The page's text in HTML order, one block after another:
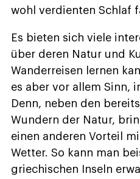
wohl verdienten Schlaf
Es bieten sich viele
über deren Natur und
Wanderreisen lernen
es aber vor allem Sinn,
Denn, neben den
Wundern der Natur,
einen anderen Vorteil
Wetter. So kann man
griechischen Inseln